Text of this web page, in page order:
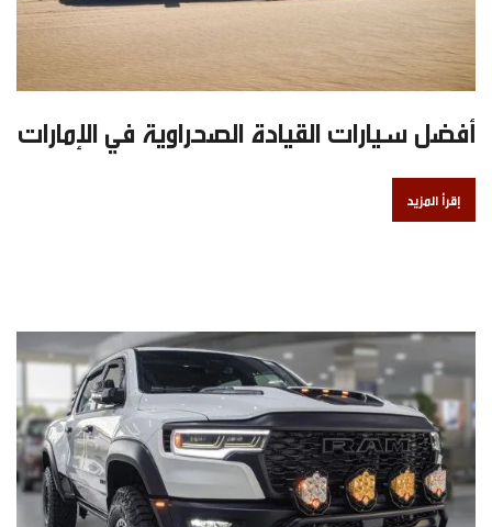
أفضل سيارات القيادة الصحراوية في الإمارات
إقرأ المزيد